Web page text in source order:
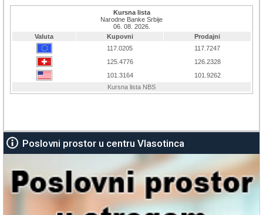
Poslovni prostor u centru Vlasotinca